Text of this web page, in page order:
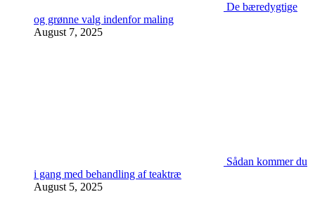
De bæredygtige
og grønne valg indenfor maling
August 7, 2025
Sådan kommer du
i gang med behandling af teaktræ
August 5, 2025